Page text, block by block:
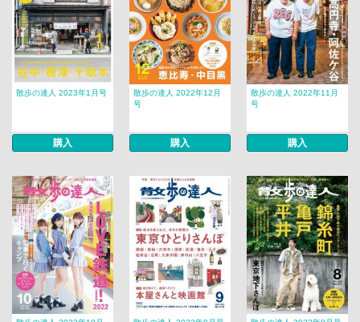
散歩の達人 2023年1月号
購入
散歩の達人 2022年12月
号
購入
散歩の達人 2022年11月
号
購入